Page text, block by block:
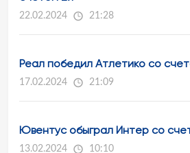
22.02.2024 21:28
Реал победил Атлетико со
17.02.2024 21:09
Ювентус обыграл Интер со
13.02.2024 10:10